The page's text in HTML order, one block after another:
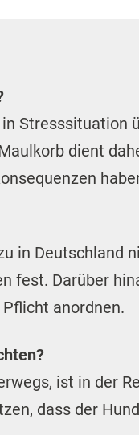
dient
in Deutschland
fest. Darüber
anordnen.
ist in der
dass der